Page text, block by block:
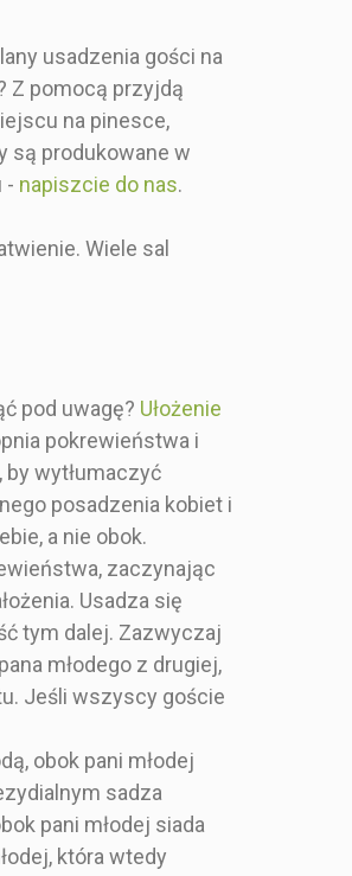
usadzenia gości na
Z pomocą przyjdą
na pinesce,
są produkowane w
- napiszcie do nas.
Wiele sal
pod uwagę? Ułożenie
pokrewieństwa i
wytłumaczyć
posadzenia kobiet i
a nie obok.
zaczynając
Usadza się
tym dalej. Zazwyczaj
młodego z drugiej,
Jeśli wszyscy goście
obok pani młodej
sadza
pani młodej siada
która wtedy
- Pełny zadruk
- Ilość gości dowolna
Malowane złoto, srebro
i granatw akwarelowych
z pełnym zadrukiem.
motywem malowanego
złota, srebra i granatu na
500g papierze. Pięknie
pasujące do pozostałych
malowanych motywów
uroczystości.
Wy wysyłacie dane, my
projektujemy! Wielkość
projektu uzależniona jest
od wybranej ilości gości,
ich rozmieszczeniu
względem stołów oraz od
wybranej grafiki. Przy
liczbie około 200 gości i
zamówić dwie mniejsze
tablice. Listę gości
przyporządkowanych do
danego stołu prosimy
zamieszczać w uwagach